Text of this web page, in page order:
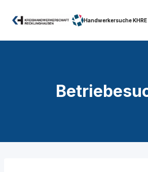
Inhalt
Handwerkersuche KHRE